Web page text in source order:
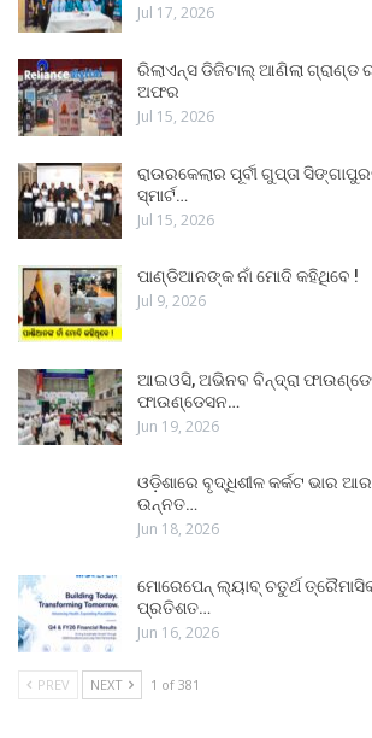
Jul 17, 2026
ରିଲାଏନ୍ସ ଡିଜିଟାଲ୍ ଆଣିଲା ଗ୍ରାଣ୍ଡ
ଅଫର
Jul 15, 2026
ରାଉରକେଲାର ପୂର୍ବୀ ଗୁପ୍ତା
ସ୍ମାର୍ଟ…
Jul 15, 2026
ପାଣ୍ଡିଆନଙ୍କ ନାଁ ମୋଦି କହିଥିବେ !
Jul 9, 2026
ଆଇଓସି, ଅଭିନବ ବିନ୍ଦ୍ରା
ଫାଉଣ୍ଡେସନ…
Jun 19, 2026
ଓଡ଼ିଶାରେ ବୃଦ୍ଧିଶୀଳ କର୍କଟ ଭାର
ଉନ୍ନତ…
Jun 18, 2026
ମୋରେପେନ୍ ଲ୍ୟାବ୍ ଚତୁର୍ଥ
ପ୍ରତିଶତ…
Jun 16, 2026
PREV NEXT 1 of 381